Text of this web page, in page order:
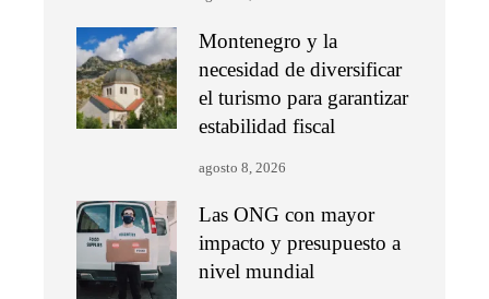
Montenegro y la
necesidad de diversificar
el turismo para garantizar
estabilidad fiscal
agosto 8, 2026
Las ONG con mayor
impacto y presupuesto a
nivel mundial